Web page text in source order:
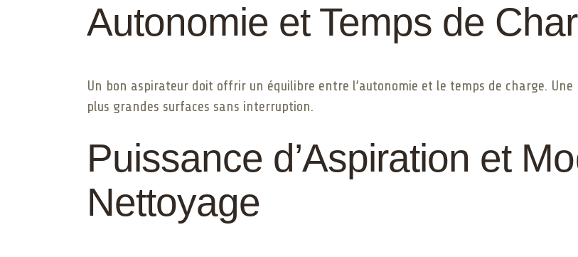
Autonomie et Temps de
Un bon aspirateur doit offrir un équilibre entre l’autonomie et le temps de charge.
plus grandes surfaces sans interruption.
Puissance d’Aspiration et
Nettoyage